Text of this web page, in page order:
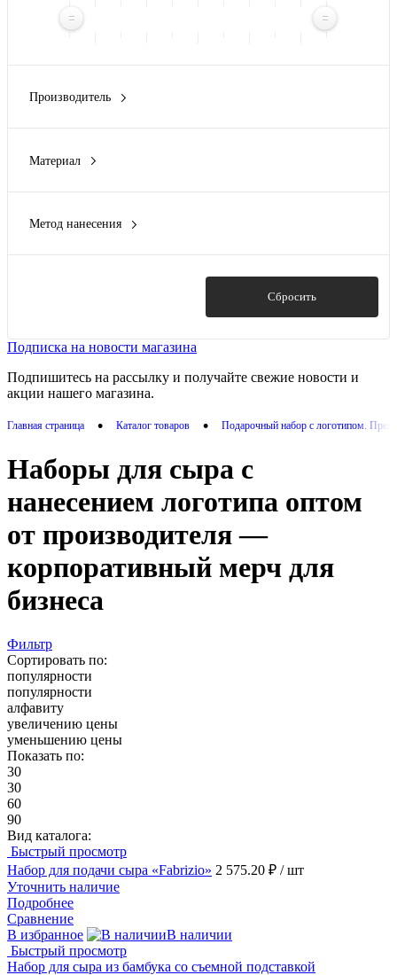
Производитель
Eat&Bite Select
Материал
Бамбук(1)
бамбук, сланец, нержавеющая сталь(2)
Метод нанесения
Тиснение(1)
Сбросить
Подписка на новости магазина
Подпишитесь на рассылку и получайте свежие новости и
акции нашего магазина.
Главная страница • Каталог товаров • Подарочный набор с логотипом.
Наборы для сыра с
нанесением логотипа оптом
от производителя —
корпоративный мерч для
бизнеса
Фильтр
Сортировать по:
популярности
популярности
алфавиту
увеличению цены
уменьшению цены
Показать по:
30
30
60
90
Вид каталога:
Быстрый просмотр
Набор для подачи сыра «Fabrizio» 2 575.20 ₽ / шт
Уточнить наличие
Подробнее
Сравнение
В избранное
В наличии
Быстрый просмотр
Набор для сыра из бамбука со съемной подставкой